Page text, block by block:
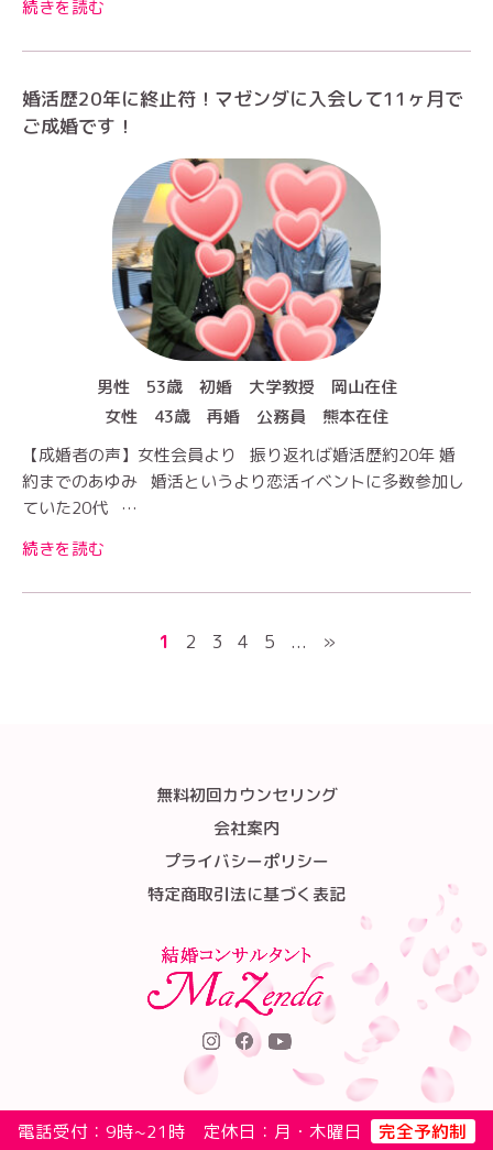
続きを読む
婚活歴20年に終止符！マゼンダに入会して11ヶ月で
ご成婚です！
男性 53歳 初婚 大学教授 岡山在住
女性 43歳 再婚 公務員 熊本在住
【成婚者の声】女性会員より 振り返れば婚活歴約20年 婚
約までのあゆみ 婚活というより恋活イベントに多数参加し
ていた20代 …
続きを読む
1 2 3 4 5 ... »
無料初回カウンセリング
会社案内
プライバシーポリシー
特定商取引法に基づく表記
電話受付：9時~21時 定休日：月・木曜日 完全予約制